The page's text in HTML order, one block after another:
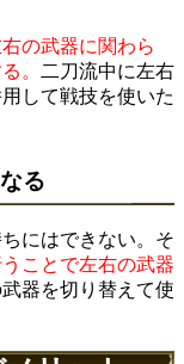
の武器に関わら
。
二刀流中に左右
して戦技を使いた
る
にはできない。そ
ことで左右の武器
器を切り替えて使